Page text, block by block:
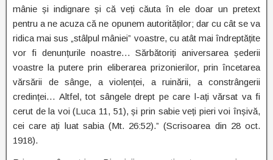
mânie și indignare și că veți căuta în ele doar un pretext
pentru a ne acuza că ne opunem autorităților; dar cu cât se va
ridica mai sus „stâlpul mâniei” voastre, cu atât mai îndreptățite
vor fi denunțurile noastre… Sărbătoriți aniversarea șederii
voastre la putere prin eliberarea prizonierilor, prin încetarea
vărsării de sânge, a violenței, a ruinării, a constrângerii
credinței… Altfel, tot sângele drept pe care l-ați vărsat va fi
cerut de la voi (Luca 11, 51), și prin sabie veți pieri voi înșivă,
cei care ați luat sabia (Mt. 26:52).” (Scrisoarea din 28 oct.
1918).